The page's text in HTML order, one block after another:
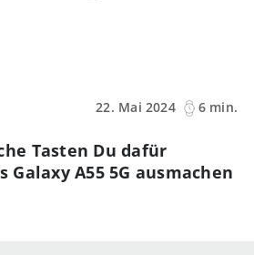
22. Mai 2024 6 min.
Tasten Du dafür
A55 5G ausmachen